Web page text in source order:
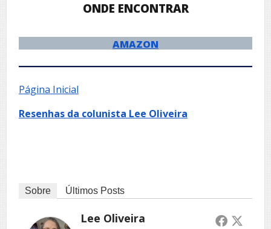
ONDE ENCONTRAR
AMAZON
Página Inicial
Resenhas da colunista Lee Oliveira
Sobre Últimos Posts
Lee Oliveira